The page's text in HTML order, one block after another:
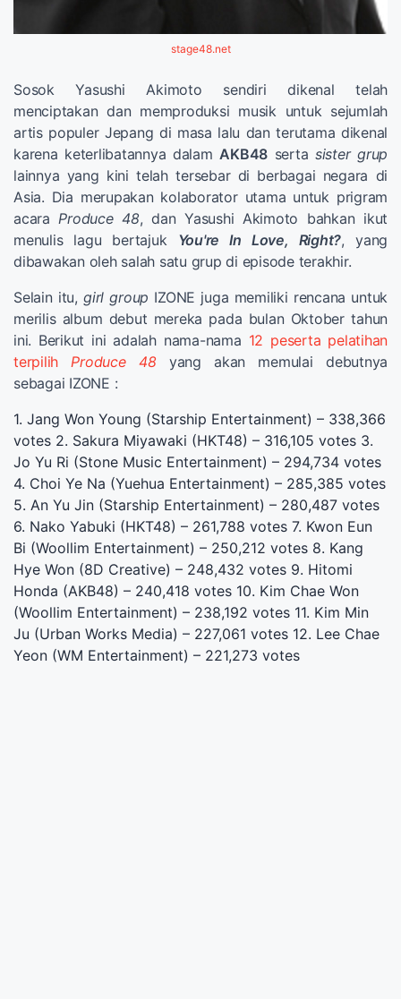
stage48.net
Sosok Yasushi Akimoto sendiri dikenal telah
menciptakan dan memproduksi musik untuk sejumlah
artis populer Jepang di masa lalu dan terutama dikenal
karena keterlibatannya dalam AKB48 serta sister grup
lainnya yang kini telah tersebar di berbagai negara di
Asia. Dia merupakan kolaborator utama untuk prigram
acara Produce 48, dan Yasushi Akimoto bahkan ikut
menulis lagu bertajuk You're In Love, Right?, yang
dibawakan oleh salah satu grup di episode terakhir.
Selain itu, girl group IZONE juga memiliki rencana untuk
merilis album debut mereka pada bulan Oktober tahun
ini. Berikut ini adalah nama-nama 12 peserta pelatihan
terpilih Produce 48 yang akan memulai debutnya
sebagai IZONE :
1. Jang Won Young (Starship Entertainment) – 338,366
votes 2. Sakura Miyawaki (HKT48) – 316,105 votes 3.
Jo Yu Ri (Stone Music Entertainment) – 294,734 votes
4. Choi Ye Na (Yuehua Entertainment) – 285,385 votes
5. An Yu Jin (Starship Entertainment) – 280,487 votes
6. Nako Yabuki (HKT48) – 261,788 votes 7. Kwon Eun
Bi (Woollim Entertainment) – 250,212 votes 8. Kang
Hye Won (8D Creative) – 248,432 votes 9. Hitomi
Honda (AKB48) – 240,418 votes 10. Kim Chae Won
(Woollim Entertainment) – 238,192 votes 11. Kim Min
Ju (Urban Works Media) – 227,061 votes 12. Lee Chae
Yeon (WM Entertainment) – 221,273 votes